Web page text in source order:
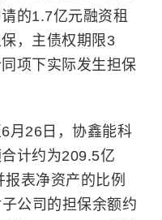
的1.7亿元融资租
，主债权期限3
项下实际发生担保
月26日，协鑫能科
计约为209.5亿
表净资产的比例
公司的担保余额约